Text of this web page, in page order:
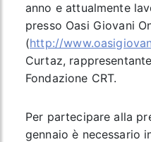
anno e attualmente
presso Oasi Giovani
(http://
Curtaz,
Fondazione CRT.
Per partecipare alla
gennaio è necessario